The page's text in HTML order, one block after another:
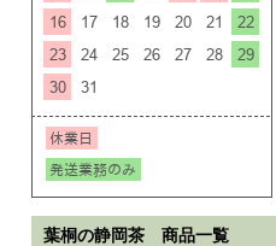
葉桐の静岡茶 商品一覧